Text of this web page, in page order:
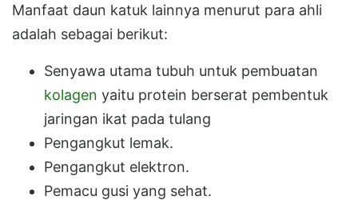
Manfaat daun katuk lainnya menurut para ahli
adalah sebagai berikut:
Senyawa utama tubuh untuk pembuatan
kolagen yaitu protein berserat pembentuk
jaringan ikat pada tulang
Pengangkut lemak.
Pengangkut elektron.
Pemacu gusi yang sehat.